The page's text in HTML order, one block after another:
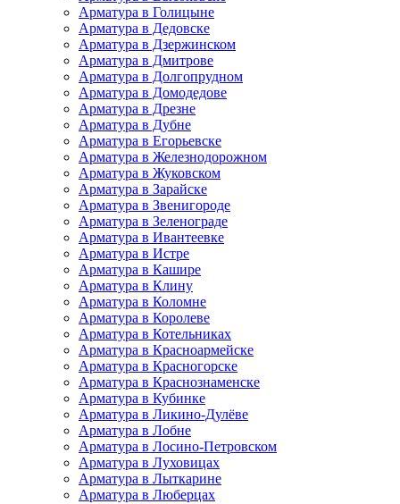
Арматура в Голицыне
Арматура в Дедовске
Арматура в Дзержинском
Арматура в Дмитрове
Арматура в Долгопрудном
Арматура в Домодедове
Арматура в Дрезне
Арматура в Дубне
Арматура в Егорьевске
Арматура в Железнодорожном
Арматура в Жуковском
Арматура в Зарайске
Арматура в Звенигороде
Арматура в Зеленограде
Арматура в Ивантеевке
Арматура в Истре
Арматура в Кашире
Арматура в Клину
Арматура в Коломне
Арматура в Королеве
Арматура в Котельниках
Арматура в Красноармейске
Арматура в Красногорске
Арматура в Краснознаменске
Арматура в Кубинке
Арматура в Ликино-Дулёве
Арматура в Лобне
Арматура в Лосино-Петровском
Арматура в Луховицах
Арматура в Лыткарине
Арматура в Люберцах